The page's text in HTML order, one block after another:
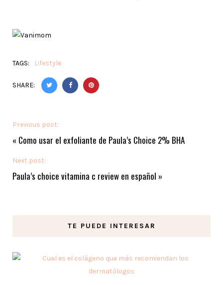
TAGS: Lifestyle
SHARE:
Previous post:
« Como usar el exfoliante de Paula’s Choice 2% BHA
Next post:
Paula’s choice vitamina c review en español »
TE PUEDE INTERESAR